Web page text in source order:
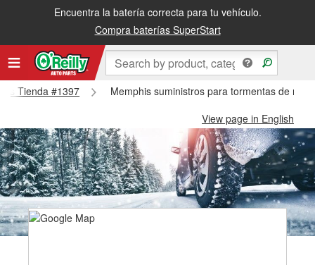
Encuentra la batería correcta para tu vehículo.
Compra baterías SuperStart
Tienda #1397
Memphis suministros para tormentas de
View page in English